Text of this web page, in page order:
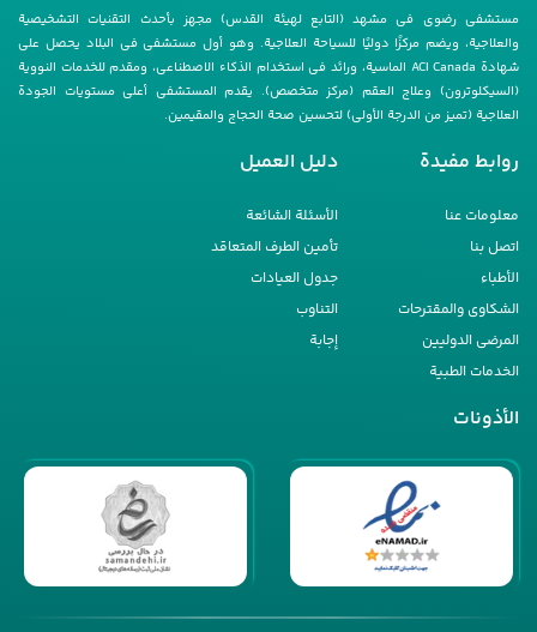
مستشفى رضوی فی مشهد (التابع لهیئة القدس) مجهز بأحدث التقنیات التشخیصیة
والعلاجیة، ویضم مرکزًا دولیًا للسیاحة العلاجیة. وهو أول مستشفى فی البلاد یحصل على
شهادة ACI Canada الماسیة، ورائد فی استخدام الذکاء الاصطناعی، ومقدم للخدمات النوویة
(السیکلوترون) وعلاج العقم (مرکز متخصص). یقدم المستشفى أعلى مستویات الجودة
العلاجیة (تمیز من الدرجة الأولى) لتحسین صحة الحجاج والمقیمین.
روابط مفيدة
معلومات عنا
اتصل بنا
الأطباء
الشکاوى والمقترحات
المرضى الدولیین
الخدمات الطبیة
دليل العمیل
الأسئلة الشائعة
تأمین الطرف المتعاقد
جدول العیادات
التناوب
إجابة
الأذونات